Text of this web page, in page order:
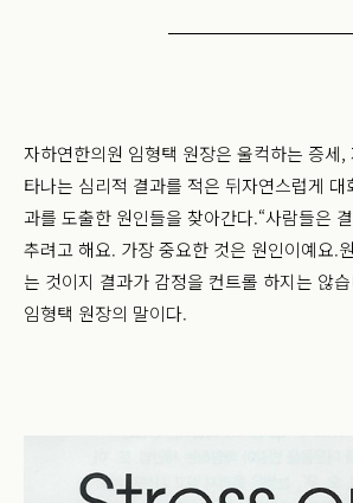
자하연한의원 임형택 원장은 울컥하는 증세
타나는 심리적 결과를 적은 뒤자연스럽게 대
과를 도출한 원인들을 찾아간다.“사람들은
추려고 해요. 가장 중요한 것은 원인이예요.
는 것이지 결과가 감정을 컨트롤 하지는 않
임형택 원장의 말이다.